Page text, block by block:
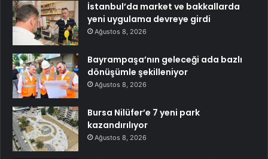
İstanbul’da market ve bakkallarda
yeni uygulama devreye girdi
Ağustos 8, 2026
Bayrampaşa’nın geleceği ada bazlı
dönüşümle şekilleniyor
Ağustos 8, 2026
Bursa Nilüfer’e 7 yeni park
kazandırılıyor
Ağustos 8, 2026